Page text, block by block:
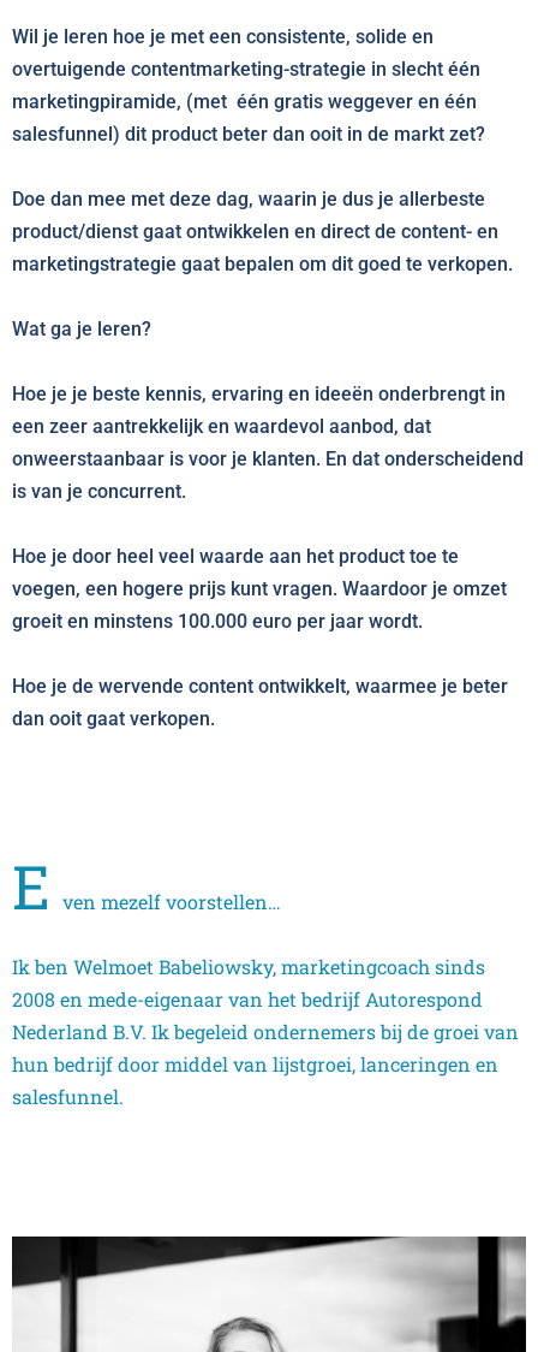
Wil je leren hoe je met een consistente, solide en
overtuigende contentmarketing-strategie in slecht één
marketingpiramide, (met één gratis weggever en één
salesfunnel) dit product beter dan ooit in de markt zet?
Doe dan mee met deze dag, waarin je dus je allerbeste
product/dienst gaat ontwikkelen en direct de content- en
marketingstrategie gaat bepalen om dit goed te verkopen.
Wat ga je leren?
Hoe je je beste kennis, ervaring en ideeën onderbrengt in
een zeer aantrekkelijk en waardevol aanbod, dat
onweerstaanbaar is voor je klanten. En dat onderscheidend
is van je concurrent.
Hoe je door heel veel waarde aan het product toe te
voegen, een hogere prijs kunt vragen. Waardoor je omzet
groeit en minstens 100.000 euro per jaar wordt.
Hoe je de wervende content ontwikkelt, waarmee je beter
dan ooit gaat verkopen.
E ven mezelf voorstellen…
Ik ben Welmoet Babeliowsky, marketingcoach sinds
2008 en mede-eigenaar van het bedrijf Autorespond
Nederland B.V. Ik begeleid ondernemers bij de groei van
hun bedrijf door middel van lijstgroei, lanceringen en
salesfunnel.